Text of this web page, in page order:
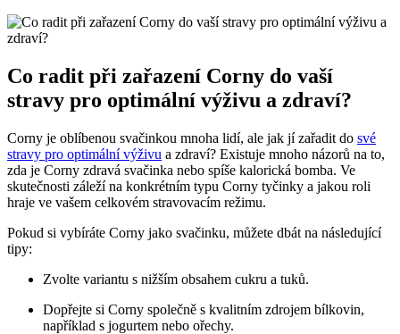
Co radit při zařazení Corny do vaší
stravy pro optimální výživu⁢ a‌ zdraví?
Corny ‌je oblíbenou svačinkou mnoha​ lidí, ale jak jí zařadit do své
stravy pro optimální výživu a zdraví? Existuje mnoho ​názorů na to,
zda je Corny zdravá svačinka‍ nebo spíše kalorická bomba. ‌Ve
⁣skutečnosti záleží na konkrétním typu Corny tyčinky ‍a jakou ⁣roli
‌hraje ve vašem⁣ celkovém stravovacím režimu.
Pokud‌ si vybíráte Corny jako svačinku, můžete dbát na ⁤následující
tipy:
Zvolte variantu s⁣ nižším obsahem cukru a ⁢tuků.
Dopřejte ‍si​ Corny společně ​s kvalitním zdrojem bílkovin,
například s jogurtem nebo ořechy.